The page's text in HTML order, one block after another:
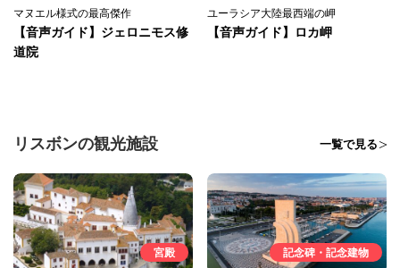
マヌエル様式の最高傑作
【音声ガイド】ジェロニモス修
道院
ユーラシア大陸最西端の岬
【音声ガイド】ロカ岬
リスボンの観光施設 一覧で見る
宮殿 記念碑・記念建物